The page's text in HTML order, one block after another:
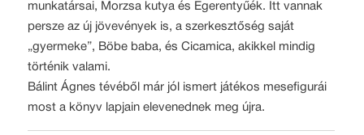
munkatársai, Morzsa kutya és Egerentyűék. Itt vannak
persze az új jövevények is, a szerkesztőség saját
„gyermeke”, Böbe baba, és Cicamica, akikkel mindig
történik valami.
Bálint Ágnes tévéből már jól ismert játékos mesefigurái
most a könyv lapjain elevenednek meg újra.